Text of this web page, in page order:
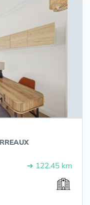
➔ 122.45 km